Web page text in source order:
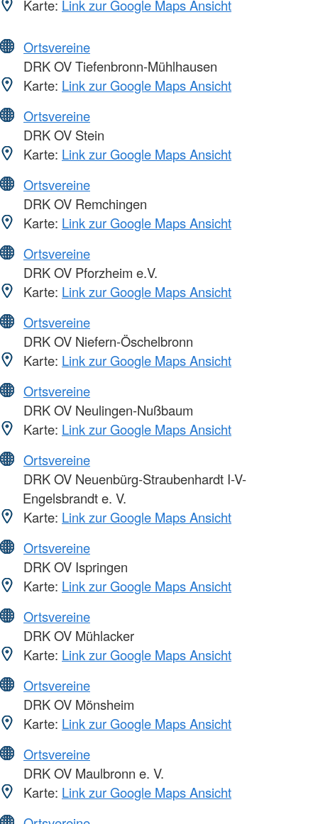
Karte: Link zur Google Maps Ansicht
Ortsvereine
DRK OV Tiefenbronn-Mühlhausen
Karte: Link zur Google Maps Ansicht
Ortsvereine
DRK OV Stein
Karte: Link zur Google Maps Ansicht
Ortsvereine
DRK OV Remchingen
Karte: Link zur Google Maps Ansicht
Ortsvereine
DRK OV Pforzheim e.V.
Karte: Link zur Google Maps Ansicht
Ortsvereine
DRK OV Niefern-Öschelbronn
Karte: Link zur Google Maps Ansicht
Ortsvereine
DRK OV Neulingen-Nußbaum
Karte: Link zur Google Maps Ansicht
Ortsvereine
DRK OV Neuenbürg-Straubenhardt I-V-
Engelsbrandt e. V.
Karte: Link zur Google Maps Ansicht
Ortsvereine
DRK OV Ispringen
Karte: Link zur Google Maps Ansicht
Ortsvereine
DRK OV Mühlacker
Karte: Link zur Google Maps Ansicht
Ortsvereine
DRK OV Mönsheim
Karte: Link zur Google Maps Ansicht
Ortsvereine
DRK OV Maulbronn e. V.
Karte: Link zur Google Maps Ansicht